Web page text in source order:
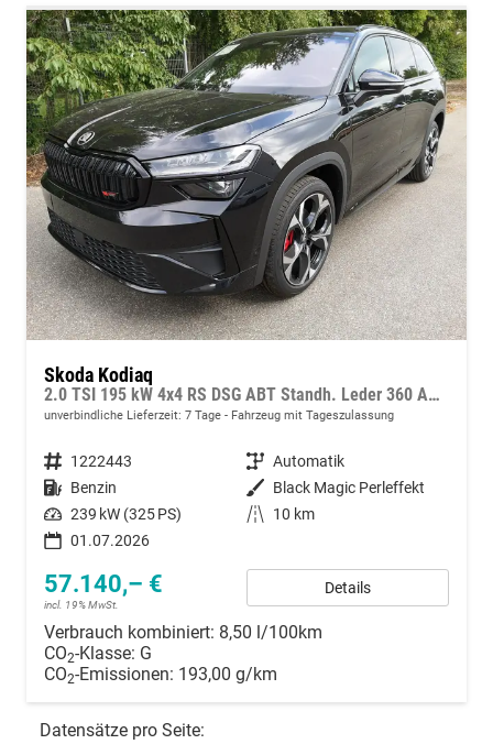
Skoda Kodiaq
2.0 TSI 195 kW 4x4 RS DSG ABT Standh. Leder 360 AHK 7 Sitzer Pano Head GV5
unverbindliche Lieferzeit: 7 Tage Fahrzeug mit Tageszulassung
Fahrzeugnummer 1222443 Getriebe Automatik
Kraftstoff Benzin Außenfarbe Black Magic Perleffekt
Leistung 239 kW (325 PS) Kilometerstand
10 km
01.07.2026
57.140,– €
incl. 19% MwSt.
Details
Verbrauch kombiniert: 8,50 l/100km
CO2-Klasse: G
CO2-Emissionen: 193,00 g/km
Datensätze pro Seite: